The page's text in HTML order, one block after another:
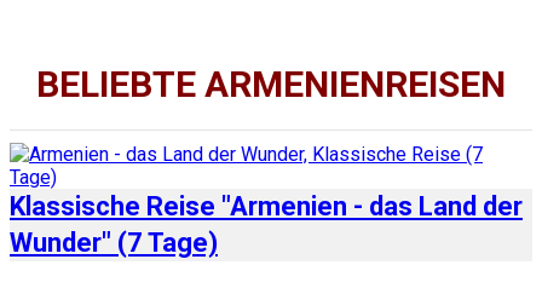
BELIEBTE ARMENIENREISEN
Klassische Reise "Armenien - das Land der
Wunder" (7 Tage)